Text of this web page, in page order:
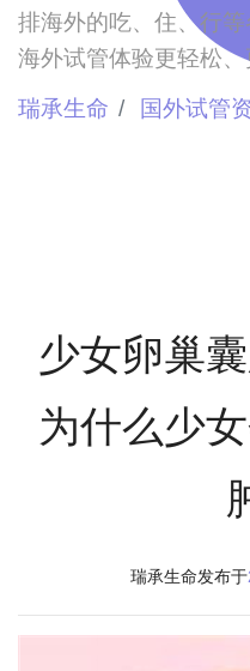
排海外的吃、住、行
海外试管体验更轻松、
瑞承生命
国外试管
少女卵巢
为什么少
瑞承生命发布于